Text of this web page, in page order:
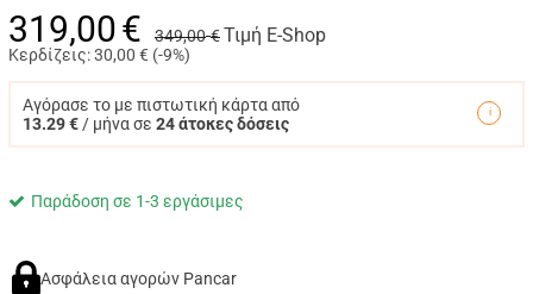
319,00€ 349,00 €Τιμή E-Shop
Κερδίζεις:30,00 € (-9%)
Αγόρασε το με πιστωτική κάρτα από
13.29 € / μήνα σε 24 άτοκες δόσεις
Παράδοση σε 1-3 εργάσιμες
Ασφάλεια αγορών Pancar